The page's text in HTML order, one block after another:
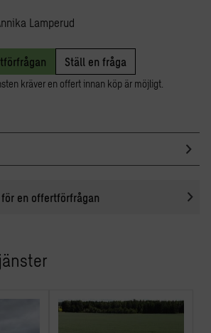
Lamperud
Ställ en fråga
kräver en offert innan köp är möjligt.
en offertförfrågan